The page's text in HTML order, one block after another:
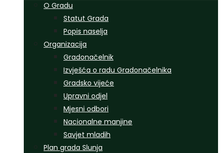
O Gradu
Statut Grada
Popis naselja
Organizacija
Gradonačelnik
Izvješća o radu Gradonačelnika
Gradsko vijeće
Upravni odjel
Mjesni odbori
Nacionalne manjine
Savjet mladih
Plan grada Slunja